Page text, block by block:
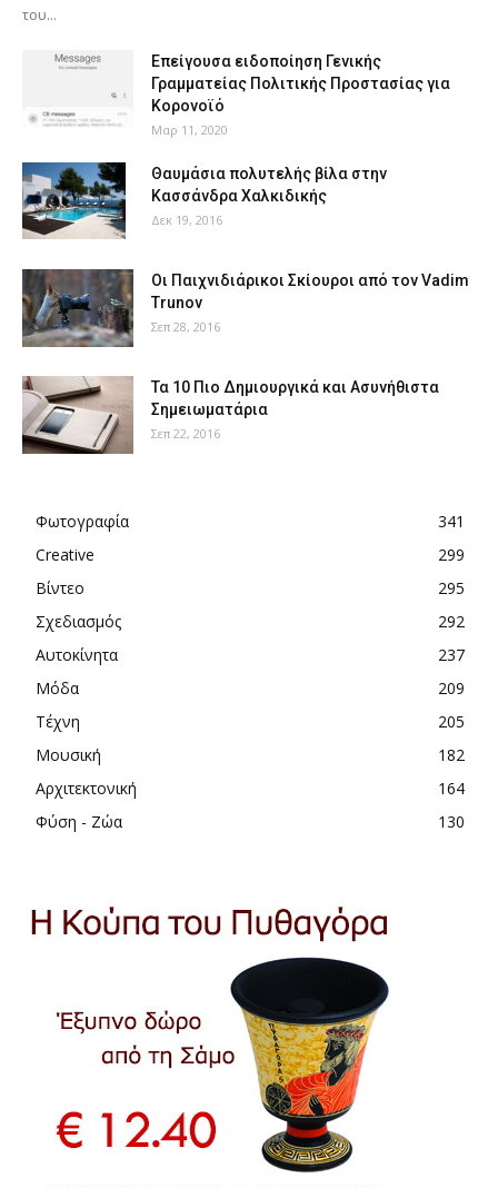
του...
Επείγουσα ειδοποίηση Γενικής
Γραμματείας Πολιτικής Προστασίας για
Κορονοϊό
Μαρ 11, 2020
Θαυμάσια πολυτελής βίλα στην
Κασσάνδρα Χαλκιδικής
Δεκ 19, 2016
Οι Παιχνιδιάρικοι Σκίουροι από τον Vadim
Trunov
Σεπ 28, 2016
Τα 10 Πιο Δημιουργικά και Ασυνήθιστα
Σημειωματάρια
Σεπ 22, 2016
Φωτογραφία
341
Creative
299
Βίντεο
295
Σχεδιασμός
292
Αυτοκίνητα
237
Μόδα
209
Τέχνη
205
Μουσική
182
Αρχιτεκτονική
164
Φύση - Ζώα
130